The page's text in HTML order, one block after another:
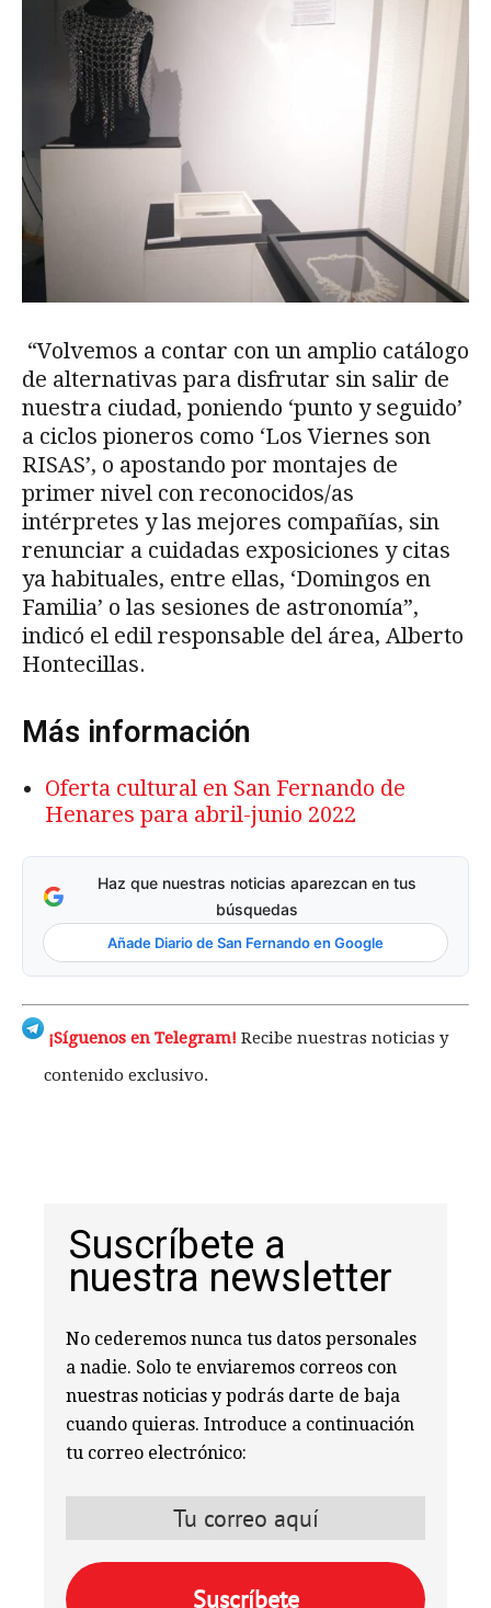
“Volvemos a contar con un amplio catálogo
de alternativas para disfrutar sin salir de
nuestra ciudad, poniendo ‘punto y seguido’
a ciclos pioneros como ‘Los Viernes son
RISAS’, o apostando por montajes de
primer nivel con reconocidos/as
intérpretes y las mejores compañías, sin
renunciar a cuidadas exposiciones y citas
ya habituales, entre ellas, ‘Domingos en
Familia’ o las sesiones de astronomía”,
indicó el edil responsable del área, Alberto
Hontecillas.
Más información
Oferta cultural en San Fernando de
Henares para abril-junio 2022
Haz que nuestras noticias aparezcan en tus
búsquedas
Añade Diario de San Fernando en Google
¡Síguenos en Telegram! Recibe nuestras noticias y
contenido exclusivo.
Suscríbete a
nuestra newsletter
No cederemos nunca tus datos personales
a nadie. Solo te enviaremos correos con
nuestras noticias y podrás darte de baja
cuando quieras. Introduce a continuación
tu correo electrónico: